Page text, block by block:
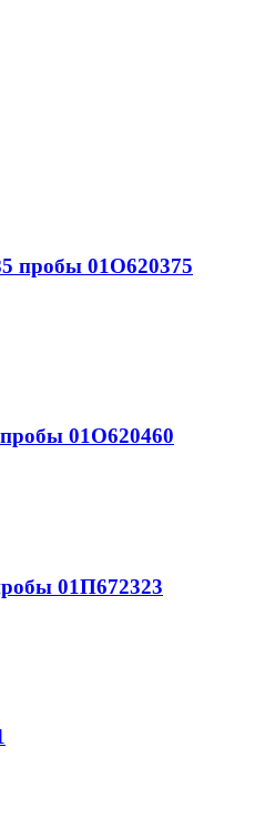
пробы 01О620375
01О620460
01П672323